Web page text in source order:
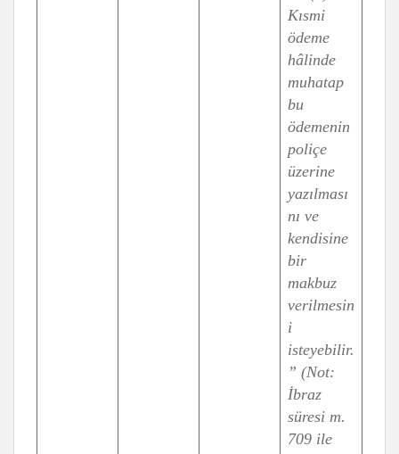
Kısmi
ödeme
hâlinde
muhatap
bu
ödemenin
poliçe
üzerine
yazılması
nı ve
kendisine
bir
makbuz
verilmesin
i
isteyebilir.
” (Not:
İbraz
süresi m.
709 ile